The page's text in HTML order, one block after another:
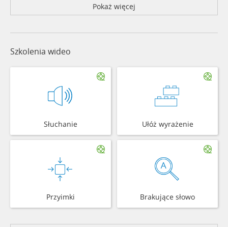
Pokaż więcej
Szkolenia wideo
Słuchanie Ułóż wyrażenie
Przyimki Brakujące słowo